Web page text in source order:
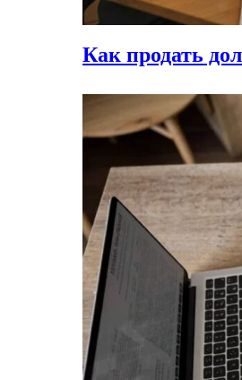
Как продать